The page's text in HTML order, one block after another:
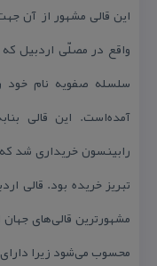
این قالی مشهور از آن
واقع در مصلّی اردبیل
سلسله صفویه نام خود
آمده‌است. این قالی
رابینسون خریداری شد
تبریز خریده بود. قالی
مشهورترین قالی‌های
محسوب می‌شود زیرا دارای